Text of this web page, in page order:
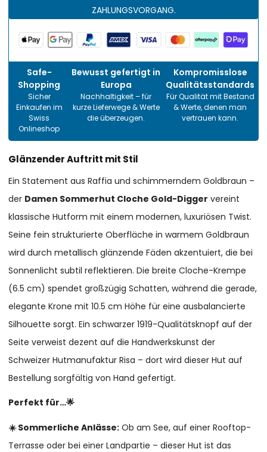
ZAHLUNGSVORGANG.
Safe-
Shopping
Sicher
Einkaufen im
Swiss
Onlineshop
Bewusst gefertigt in
Europa
Nachhaltigkeit – für
kurze Lieferwege & Werte
die überzeugen.
Kompromisslose
Qualitätsstandards
Für Qualität mit Bestand
& Werte, denen man
vertrauen kann.
Glänzender Auftritt mit Stil
Ein Statement aus Raffia und schimmerndem Goldbraun –
der Damen Sommerhut Cloche Gold-Digger vereint
klassische Hutform mit einem modernen, luxuriösen Twist.
Seine fein strukturierte Oberfläche in warmem Goldbraun
wird durch metallisch glänzende Fäden akzentuiert, die bei
Sonnenlicht subtil reflektieren. Die breite Cloche-Krempe
(6.5 cm) spendet großzügig Schatten, während die gerade,
elegante Krone mit 10.5 cm Höhe für eine ausbalancierte
Silhouette sorgt. Ein schwarzer 1919-Qualitätsknopf auf der
Seite verweist dezent auf die Handwerkskunst der
Schweizer Hutmanufaktur Risa – dort wird dieser Hut auf
Bestellung sorgfältig von Hand gefertigt.
Perfekt für…🌟
☀️ Sommerliche Anlässe: Ob am See, auf einer Rooftop-
Terrasse oder bei einer Landpartie – dieser Hut ist das